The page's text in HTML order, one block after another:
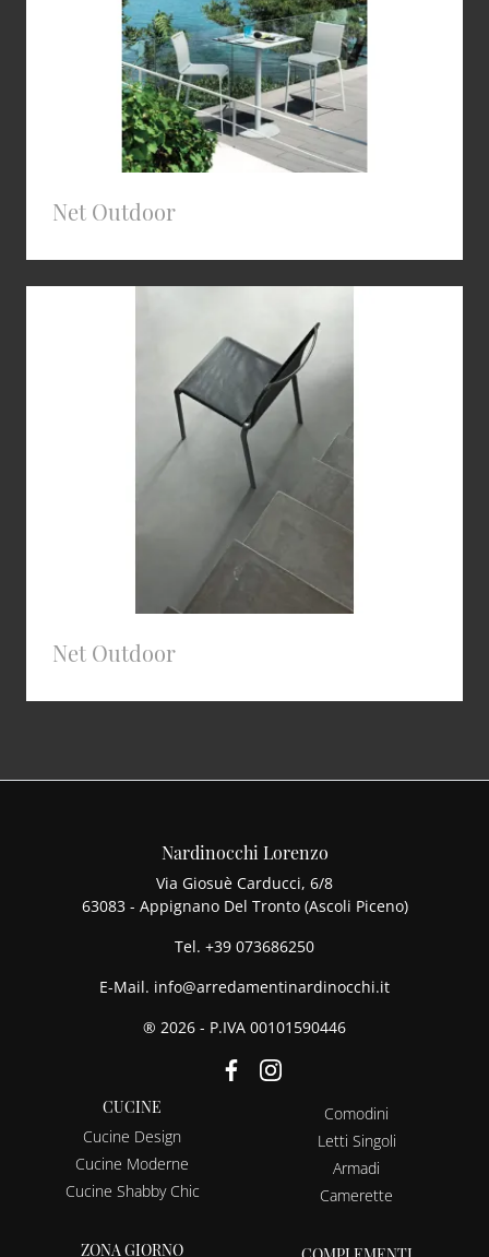
Net Outdoor
Net Outdoor
Nardinocchi Lorenzo
Via Giosuè Carducci, 6/8
63083 - Appignano Del Tronto (Ascoli Piceno)
Tel. +39 073686250
E-Mail. info@arredamentinardinocchi.it
® 2026 - P.IVA 00101590446
CUCINE
Cucine Design
Cucine Moderne
Cucine Shabby Chic
ZONA GIORNO
Comodini
Letti Singoli
Armadi
Camerette